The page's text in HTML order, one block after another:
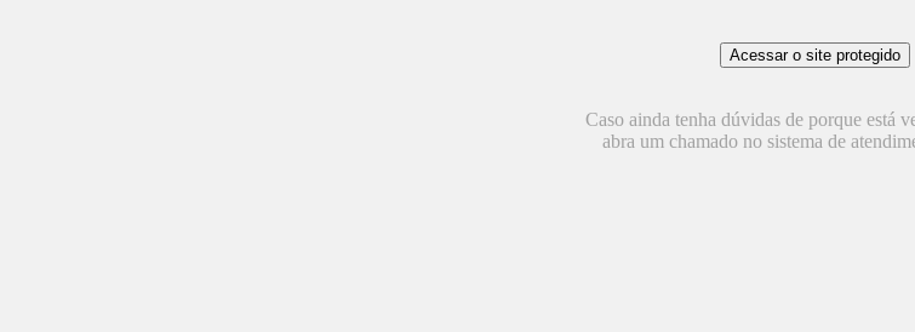
Caso ainda tenha dúvidas de porque está
abra um chamado no sistema de